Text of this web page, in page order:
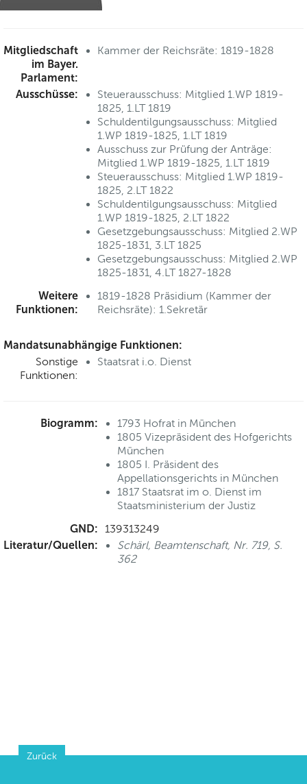
Mitgliedschaft
im Bayer.
Parlament:
Kammer der Reichsräte: 1819-1828
Ausschüsse:
Steuerausschuss: Mitglied 1.WP 1819-
1825, 1.LT 1819
Schuldentilgungsausschuss: Mitglied
1.WP 1819-1825, 1.LT 1819
Ausschuss zur Prüfung der Anträge:
Mitglied 1.WP 1819-1825, 1.LT 1819
Steuerausschuss: Mitglied 1.WP 1819-
1825, 2.LT 1822
Schuldentilgungsausschuss: Mitglied
1.WP 1819-1825, 2.LT 1822
Gesetzgebungsausschuss: Mitglied 2.WP
1825-1831, 3.LT 1825
Gesetzgebungsausschuss: Mitglied 2.WP
1825-1831, 4.LT 1827-1828
Weitere
Funktionen:
1819-1828 Präsidium (Kammer der
Reichsräte): 1.Sekretär
Mandatsunabhängige Funktionen:
Sonstige
Funktionen:
Staatsrat i.o. Dienst
Biogramm:
1793 Hofrat in München
1805 Vizepräsident des Hofgerichts
München
1805 I. Präsident des
Appellationsgerichts in München
1817 Staatsrat im o. Dienst im
Staatsministerium der Justiz
GND: 139313249
Literatur/Quellen:
Schärl, Beamtenschaft, Nr. 719, S.
362
Zurück